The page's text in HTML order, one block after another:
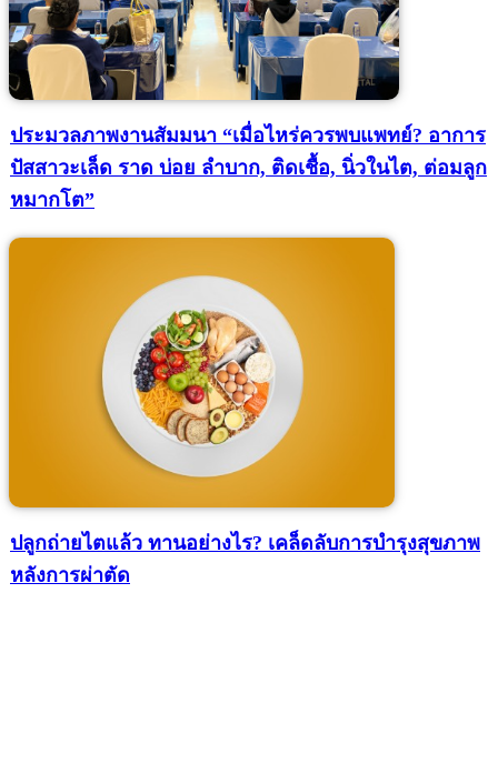
ประมวลภาพงานสัมมนา “เมื่อไหร่ควรพบแพทย์? อาการ
ปัสสาวะเล็ด ราด บ่อย ลำบาก, ติดเชื้อ, นิ่วในไต, ต่อมลูก
หมากโต”
ปลูกถ่ายไตแล้ว ทานอย่างไร? เคล็ดลับการบำรุงสุขภาพ
หลังการผ่าตัด